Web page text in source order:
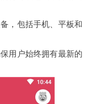
，包括手机、平板和
用户始终拥有最新的